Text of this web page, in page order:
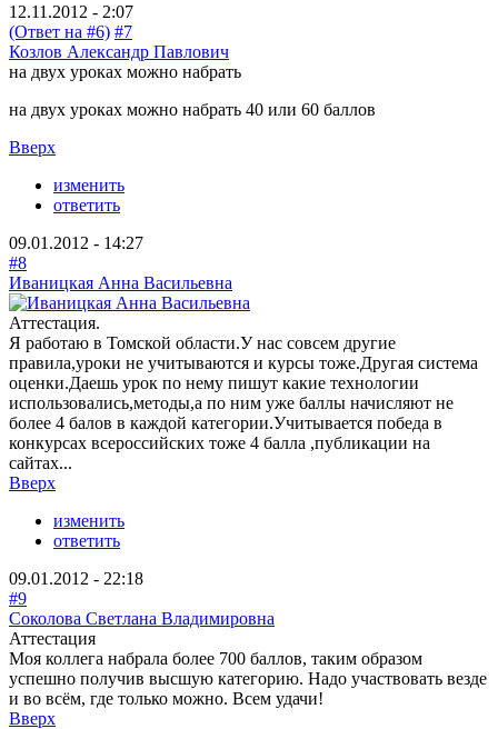
12.11.2012 - 2:07
(Ответ на #6) #7
Козлов Александр Павлович
на двух уроках можно набрать
на двух уроках можно набрать 40 или 60 баллов
Вверх
изменить
ответить
09.01.2012 - 14:27
#8
Иваницкая Анна Васильевна
Аттестация.
Я работаю в Томской области.У нас совсем другие
правила,уроки не учитываются и курсы тоже.Другая система
оценки.Даешь урок по нему пишут какие технологии
использовались,методы,а по ним уже баллы начисляют не
более 4 балов в каждой категории.Учитывается победа в
конкурсах всероссийских тоже 4 балла ,публикации на
сайтах...
Вверх
изменить
ответить
09.01.2012 - 22:18
#9
Соколова Светлана Владимировна
Аттестация
Моя коллега набрала более 700 баллов, таким образом
успешно получив высшую категорию. Надо участвовать везде
и во всём, где только можно. Всем удачи!
Вверх